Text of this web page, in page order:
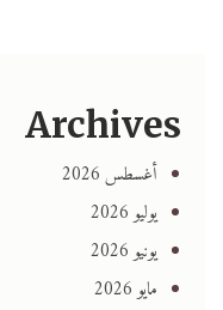
Archives
أغسطس 2026
يوليو 2026
يونيو 2026
مايو 2026